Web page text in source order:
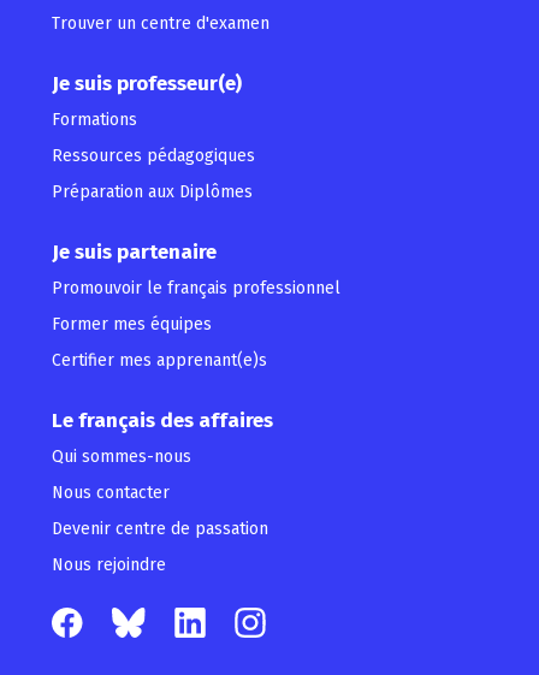
Trouver un centre d'examen
Je suis professeur(e)
Formations
Ressources pédagogiques
Préparation aux Diplômes
Je suis partenaire
Promouvoir le français professionnel
Former mes équipes
Certifier mes apprenant(e)s
Le français des affaires
Qui sommes-nous
Nous contacter
Devenir centre de passation
Nous rejoindre